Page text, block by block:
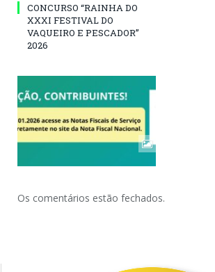
CONCURSO “RAINHA DO
XXXI FESTIVAL DO
VAQUEIRO E PESCADOR”
2026
Os comentários estão fechados.